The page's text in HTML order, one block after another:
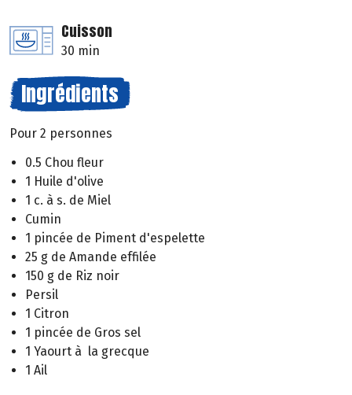
Cuisson
30 min
Ingrédients
Pour 2 personnes
0.5 Chou fleur
1 Huile d'olive
1 c. à s. de Miel
Cumin
1 pincée de Piment d'espelette
25 g de Amande effilée
150 g de Riz noir
Persil
1 Citron
1 pincée de Gros sel
1 Yaourt à la grecque
1 Ail